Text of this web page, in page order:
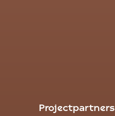
Projectpartners